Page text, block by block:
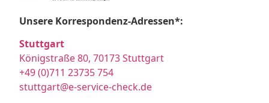
Unsere Korrespondenz-Adressen*:
Stuttgart
Königstraße 80, 70173 Stuttgart
+49 (0)711 23735 754
stuttgart@e-service-check.de